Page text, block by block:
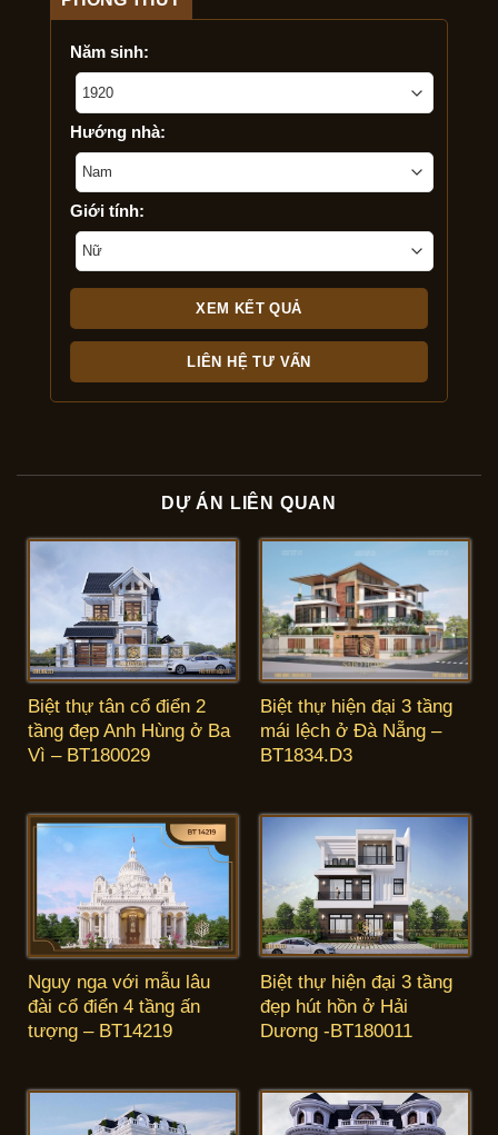
Năm sinh:
Hướng nhà:
Giới tính:
LIÊN HỆ TƯ VẤN
DỰ ÁN LIÊN QUAN
Biệt thự tân cổ điển 2
tầng đẹp Anh Hùng ở Ba
Vì – BT180029
Biệt thự hiện đại 3 tầng
mái lệch ở Đà Nẵng –
BT1834.D3
Nguy nga với mẫu lâu
đài cổ điển 4 tầng ấn
tượng – BT14219
Biệt thự hiện đại 3 tầng
đẹp hút hồn ở Hải
Dương -BT180011